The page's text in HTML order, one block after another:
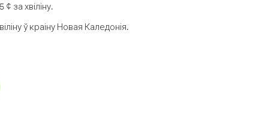
за хвіліну.
ў краіну Новая Каледонія.